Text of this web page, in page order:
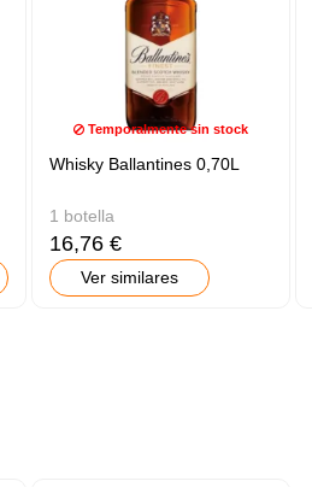
Temporalmente sin stock
Whisky Ballantines 0,70L
1 botella
16,76 €
Ver similares